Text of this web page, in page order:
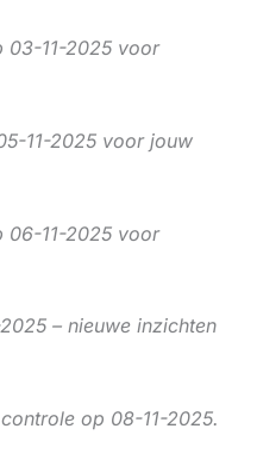
03-11-2025 voor
11-2025 voor jouw
06-11-2025 voor
– nieuwe inzichten
op 08-11-2025.